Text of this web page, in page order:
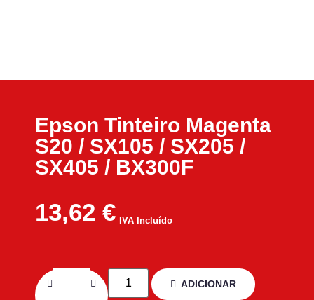
Epson Tinteiro Magenta
S20 / SX105 / SX205 /
SX405 / BX300F
13,62 € IVA Incluído
ADICIONAR